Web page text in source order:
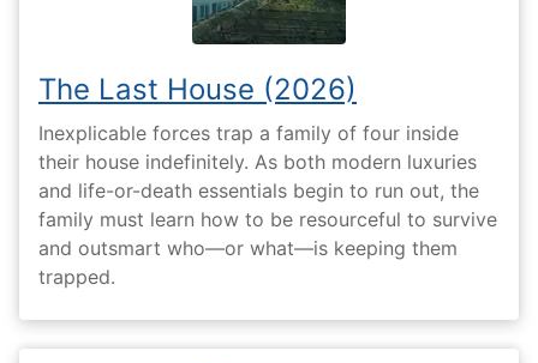
The Last House (2026)
Inexplicable forces trap a family of four inside
their house indefinitely. As both modern luxuries
and life-or-death essentials begin to run out, the
family must learn how to be resourceful to survive
and outsmart who—or what—is keeping them
trapped.